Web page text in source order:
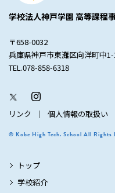
学校法人神戸学園 高等課程
〒658-0032
兵庫県神戸市東灘区向洋町中
TEL.078-858-6318
リンク 個人情報の取扱い
© Kobe High Tech. School All Rights
トップ
学校紹介